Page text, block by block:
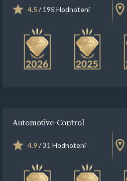
4.5/ 195 Hodnotení
Automotive-Control
4.9/ 31 Hodnotení